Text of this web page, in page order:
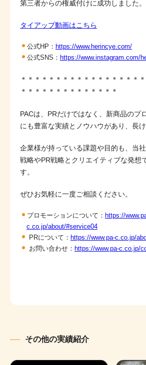
第三者からの権威付けに成功しました。
タイアップ動画はこちら
公式HP： https://www.herincye.com/
公式SNS： https://www.instagram.com/
＊＊＊＊＊＊＊＊＊＊＊＊＊＊＊＊＊
＊＊＊＊＊＊＊＊＊＊＊＊＊＊
PACは、PRだけではなく、新商品のプ
にも豊富な実績とノウハウがあり、長け
企業様が持っている課題や目的も、当
戦略やPR戦略とクリエイティブな発想
す。
ぜひお気軽に一度ご相談ください。
プロモーションについて： https://
c.co.jp/about/#service04
PRについて： https://www.pa-c.co.jp/
お問い合わせ： https://www.pa-c.co.jp/
その他の実績紹介